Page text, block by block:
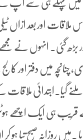
کہ میں پہلے ہی سے آپ
ملاقات اور بعد ازاں
بڑھ گئی۔ انہوں نے
میں دفتر اور
گیا۔ابتدائی ملاقات
قریب ہی ایک اچھے
۔میں روزانہ صبح تیا ہو